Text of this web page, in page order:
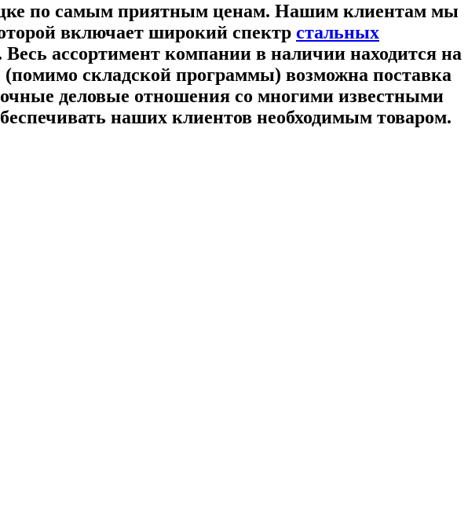
по самым приятным ценам. Нашим клиентам мы
включает широкий спектр стальных
Весь ассортимент компании в наличии находится на
(помимо складской программы) возможна поставка
деловые отношения со многими известными
наших клиентов необходимым товаром.